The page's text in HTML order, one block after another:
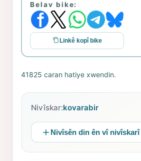
Belav bike:
Linkê kopî bike
41825 caran hatiye xwendin.
Nivîskar:kovarabir
Nivîsên din ên vî nivîskarî